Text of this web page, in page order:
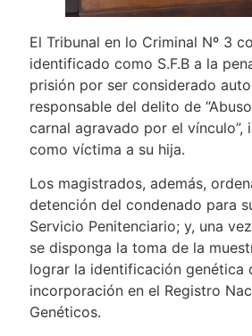
El Tribunal en lo Criminal Nº 3
identificado como S.F.B a la
prisión por ser considerado
responsable del delito de
carnal agravado por el vínculo”,
como víctima a su hija.
Los magistrados, además,
detención del condenado para
Servicio Penitenciario; y, una
se disponga la toma de la
lograr la identificación genética
incorporación en el Registro
Genéticos.